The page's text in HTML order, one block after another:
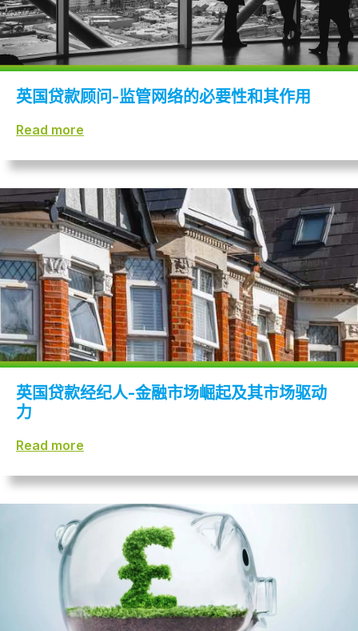
英国贷款顾问-监管网络的必要性和其作用
Read more
英国贷款经纪人-金融市场崛起及其市场驱动
力
Read more